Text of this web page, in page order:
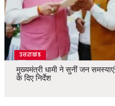
उत्तराखंड
मुख्यमंत्री धामी ने सुनीं जन
के दिए निर्देश